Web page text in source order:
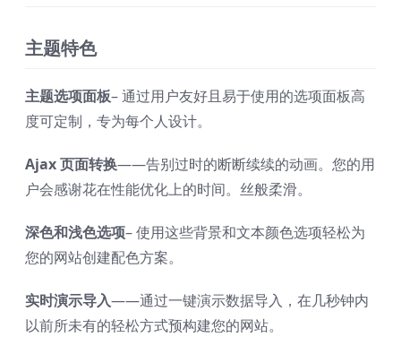
主题特色
主题选项面板– 通过用户友好且易于使用的选项面板高
度可定制，专为每个人设计。
Ajax 页面转换——告别过时的断断续续的动画。您的用
户会感谢花在性能优化上的时间。丝般柔滑。
深色和浅色选项– 使用这些背景和文本颜色选项轻松为
您的网站创建配色方案。
实时演示导入——通过一键演示数据导入，在几秒钟内
以前所未有的轻松方式预构建您的网站。